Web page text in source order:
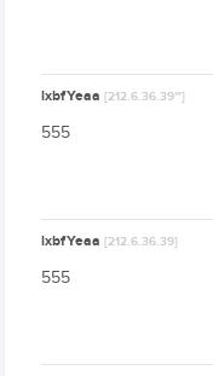
lxbfYeaa[212.6.36.39'"]
555
lxbfYeaa[212.6.36.39]
555